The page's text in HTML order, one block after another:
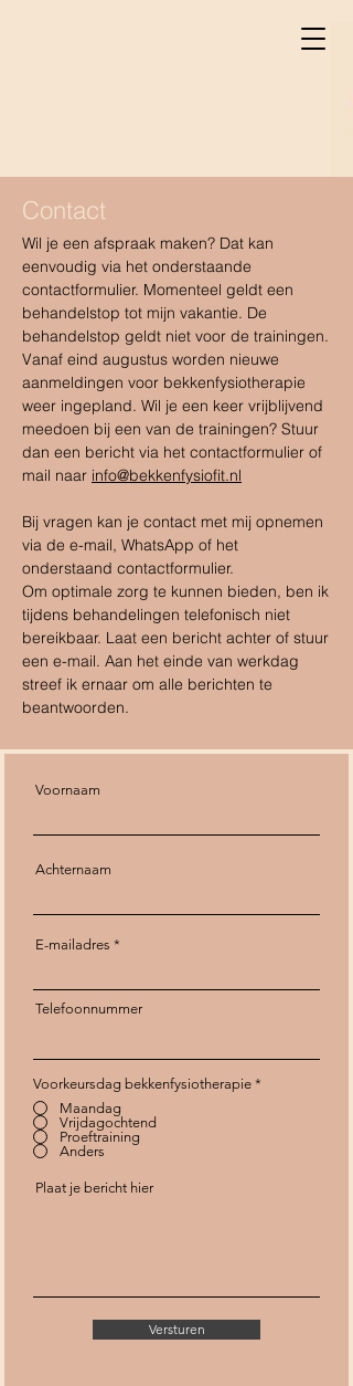
Contact
Wil je een afspraak maken? Dat kan
eenvoudig via het onderstaande
contactformulier. Momenteel geldt een
behandelstop tot mijn vakantie. De
behandelstop geldt niet voor de trainingen.
Vanaf eind augustus worden nieuwe
aanmeldingen voor bekkenfysiotherapie
weer ingepland. Wil je een keer vrijblijvend
meedoen bij een van de trainingen? Stuur
dan een bericht via het contactformulier of
mail naar info@bekkenfysiofit.nl
Bij vragen kan je contact met mij opnemen
via de e-mail, WhatsApp of het
onderstaand contactformulier.
Om optimale zorg te kunnen bieden, ben ik
tijdens behandelingen telefonisch niet
bereikbaar. Laat een bericht achter of stuur
een e-mail. Aan het einde van werkdag
streef ik ernaar om alle berichten te
beantwoorden.
Voornaam
Achternaam
E-mailadres
Telefoonnummer
Voorkeursdag bekkenfysiotherapie *
Maandag
Vrijdagochtend
Proeftraining
Anders
Plaat je bericht hier
Versturen